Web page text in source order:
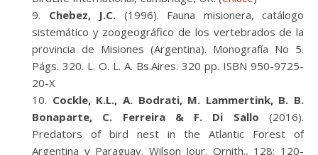
Chebez, J.C. (1996). Fauna misionera, catálogo
sistemático y zoogeográfico de los vertebrados de la
provincia de Misiones (Argentina). Monografía No 5.
Págs. 320. L. O. L. A. Bs.Aires. 320 pp. ISBN 950-9725-
20-X
Cockle, K.L., A. Bodrati, M. Lammertink, B. B.
Bonaparte, C. Ferreira & F. Di Sallo (2016).
Predators of bird nest in the Atlantic Forest of
Argentina y Paraguay. Wilson Jour. Ornith., 128: 120-